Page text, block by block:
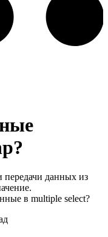
передачи данных из
в multiple select?